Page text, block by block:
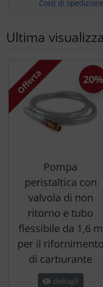
Costi di spedizione
Ultima
Segue uno slider dei
Offerta
Pompa
peristaltica con
valvola di non
ritorno e tubo
flessibile da 1,6 m
per il rifornimento
di carburante
dettagli
20%